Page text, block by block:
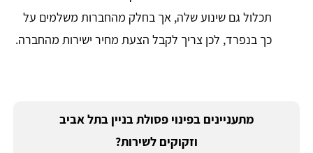
תכלול גם שינוע שלה, אך בחלק מהחברות משלמים על
כך בנפרד, לכן צריך לקבל הצעת מחיר ישירות מהחברה.
מתעניינים בפינוי פסולת בניין בתל אביב
וזקוקים לשירות?